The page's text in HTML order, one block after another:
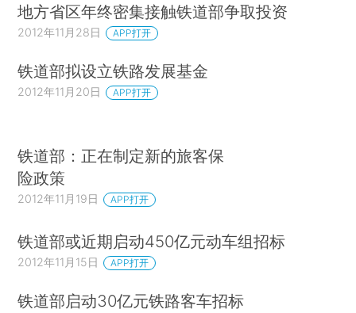
地方省区年终密集接触铁道部争取投资
2012年11月28日 APP打开
铁道部拟设立铁路发展基金
2012年11月20日 APP打开
铁道部：正在制定新的旅客保
险政策
2012年11月19日 APP打开
铁道部或近期启动450亿元动车组招标
2012年11月15日 APP打开
铁道部启动30亿元铁路客车招标